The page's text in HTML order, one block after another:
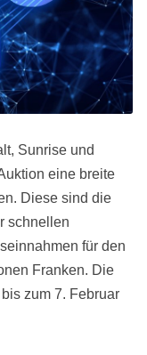
Sunrise und
eine breite
Diese sind die
schnellen
für den
Franken. Die
zum 7. Februar